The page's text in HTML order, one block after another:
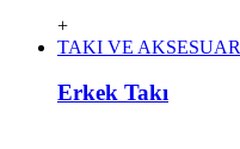
+
TAKI VE AKSESUAR
Erkek Takı